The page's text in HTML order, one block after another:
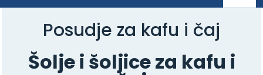
Posudje za kafu i čaj
Šolje i šoljice za kafu i